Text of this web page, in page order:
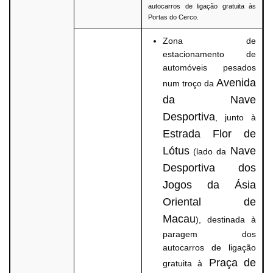
autocarros de ligação gratuita às
Portas do Cerco.
Zona de
estacionamento de
automóveis pesados
num troço daAvenida
da Nave
Desportiva , junto à
Estrada Flor de
Lótus (lado da Nave
Desportiva dos
Jogos da Ásia
Oriental de
Macau), destinada à
paragem dos
autocarros de ligação
gratuita à
Praça de